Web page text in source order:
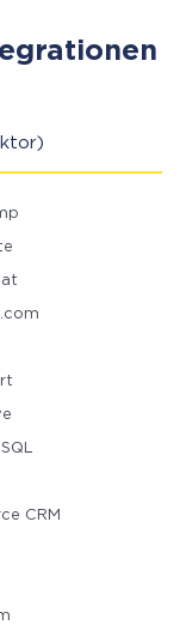
CRM